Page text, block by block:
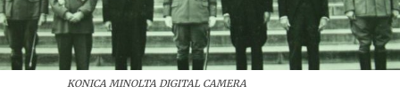
KONICA MINOLTA DIGITAL CAMERA